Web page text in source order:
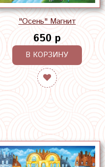
"Осень" Магнит
650 р
В КОРЗИНУ